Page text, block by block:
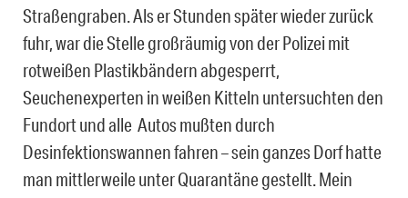
Straßengraben. Als er Stunden später wieder zurück
fuhr, war die Stelle großräumig von der Polizei mit
rotweißen Plastikbändern abgesperrt,
Seuchenexperten in weißen Kitteln untersuchten den
Fundort und alle Autos mußten durch
Desinfektionswannen fahren – sein ganzes Dorf hatte
man mittlerweile unter Quarantäne gestellt. Mein